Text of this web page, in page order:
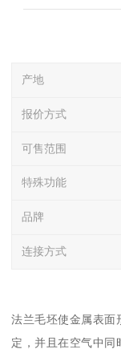
产地
报价方式
可售范围
特殊功能
品牌
连接方式
法兰毛坯使金属表面
定，并且在空气中同